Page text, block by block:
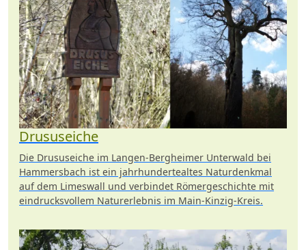
Drususeiche
Die Drususeiche im Langen-Bergheimer Unterwald bei
Hammersbach ist ein jahrhundertealtes Naturdenkmal
auf dem Limeswall und verbindet Römergeschichte mit
eindrucksvollem Naturerlebnis im Main-Kinzig-Kreis.